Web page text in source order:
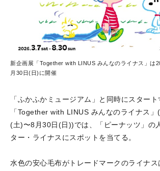
新企画展「Together with LINUS みんなのライナス」は
月30日(日)に開催
「ふかふかミュージアム」と同時にスター
「Together with LINUS みんなのライナス
(土)〜8月30日(日))では、「ピーナッツ」の
ター・ライナスにスポットを当てる。
水色の安心毛布がトレードマークのライナス